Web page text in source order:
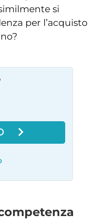
si
per l’acquisto